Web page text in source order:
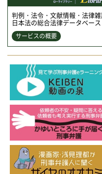
判例・法令・文献情報・法律
日本法の総合法律データベース
サービスの概要